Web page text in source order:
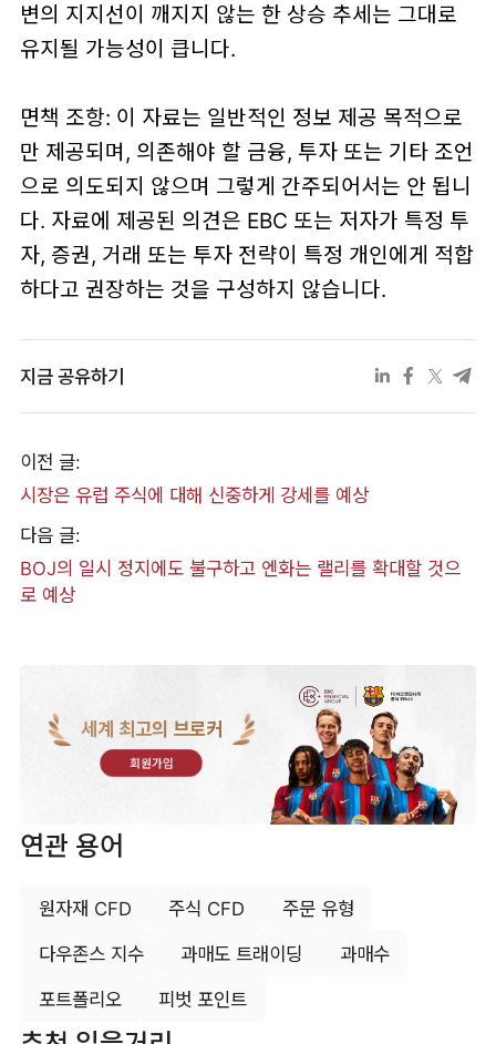
변의 지지선이 깨지지 않는 한 상승 추세는 그대로
유지될 가능성이 큽니다.
면책 조항: 이 자료는 일반적인 정보 제공 목적으로
만 제공되며, 의존해야 할 금융, 투자 또는 기타 조언
으로 의도되지 않으며 그렇게 간주되어서는 안 됩니
다. 자료에 제공된 의견은 EBC 또는 저자가 특정 투
자, 증권, 거래 또는 투자 전략이 특정 개인에게 적합
하다고 권장하는 것을 구성하지 않습니다.
지금 공유하기
이전 글:
​시장은 유럽 주식에 대해 신중하게 강세를 예상
다음 글:
BOJ의 일시 정지에도 불구하고 엔화는 랠리를 확대할 것으
로 예상
세계 최고의 브로커
회원가입
연관 용어
원자재 CFD 주식 CFD 주문 유형
다우존스 지수 과매도 트래이딩 과매수
포트폴리오 피벗 포인트